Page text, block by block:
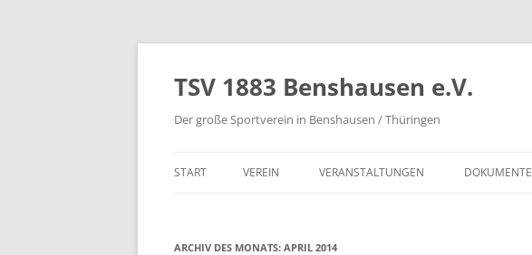
Zum
TSV 1883 Benshausen e.V.
Der große Sportverein in Benshausen / Thüringen
START VEREIN
BADMINTON
VERANSTALTUNGEN DOKUMENTE
ARCHIV DES MONATS: APRIL 2014